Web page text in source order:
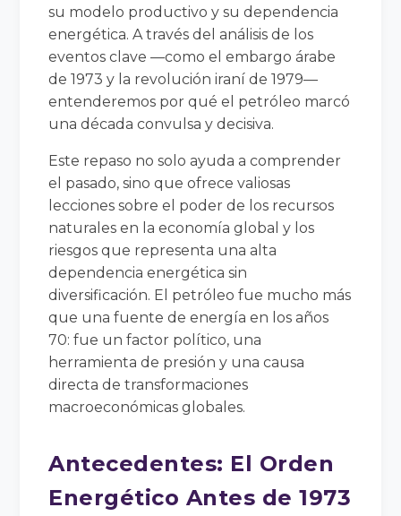
su modelo productivo y su dependencia
energética. A través del análisis de los
eventos clave —como el embargo árabe
de 1973 y la revolución iraní de 1979—
entenderemos por qué el petróleo marcó
una década convulsa y decisiva.
Este repaso no solo ayuda a comprender
el pasado, sino que ofrece valiosas
lecciones sobre el poder de los recursos
naturales en la economía global y los
riesgos que representa una alta
dependencia energética sin
diversificación. El petróleo fue mucho más
que una fuente de energía en los años
70: fue un factor político, una
herramienta de presión y una causa
directa de transformaciones
macroeconómicas globales.
Antecedentes: El Orden
Energético Antes de 1973